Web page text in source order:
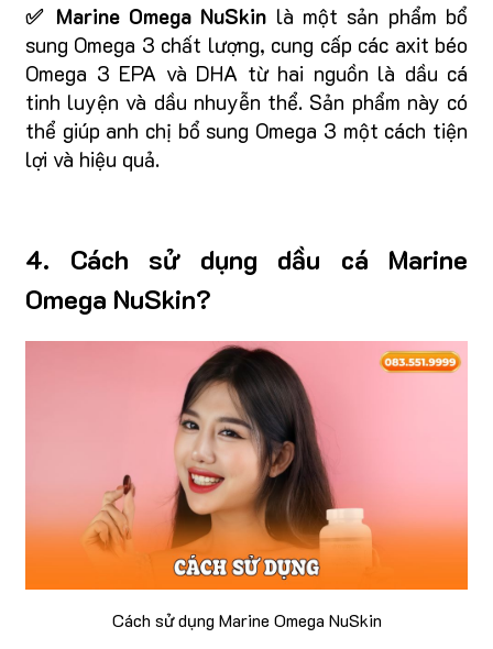
✅ Marine Omega NuSkin là một sản phẩm bổ
sung Omega 3 chất lượng, cung cấp các axit béo
Omega 3 EPA và DHA từ hai nguồn là dầu cá
tinh luyện và dầu nhuyễn thể. Sản phẩm này có
thể giúp anh chị bổ sung Omega 3 một cách tiện
lợi và hiệu quả.
4. Cách sử dụng dầu cá Marine
Omega NuSkin?
Cách sử dụng Marine Omega NuSkin